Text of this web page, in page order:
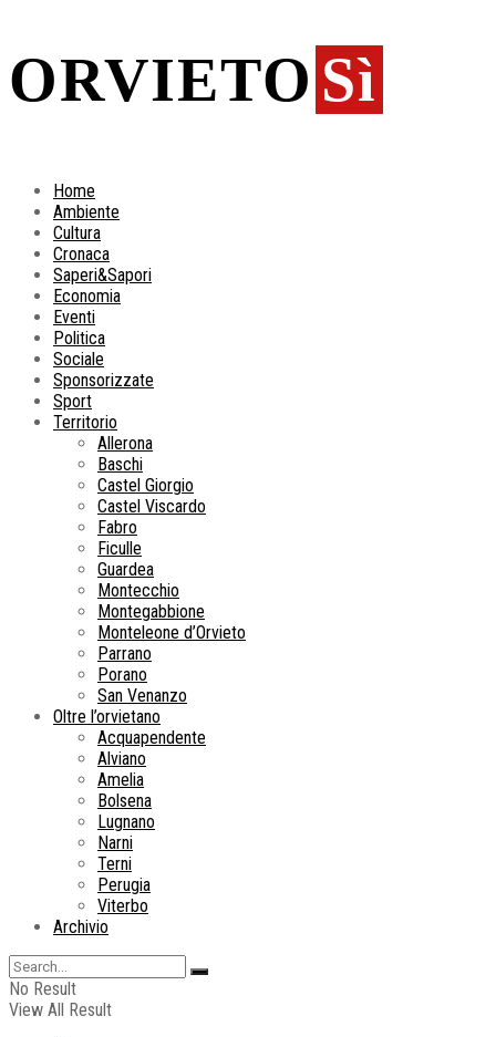
ORVIETO Sì
Home
Ambiente
Cultura
Cronaca
Saperi&Sapori
Economia
Eventi
Politica
Sociale
Sponsorizzate
Sport
Territorio
Allerona
Baschi
Castel Giorgio
Castel Viscardo
Fabro
Ficulle
Guardea
Montecchio
Montegabbione
Monteleone d’Orvieto
Parrano
Porano
San Venanzo
Oltre l’orvietano
Acquapendente
Alviano
Amelia
Bolsena
Lugnano
Narni
Terni
Perugia
Viterbo
Archivio
No Result
View All Result